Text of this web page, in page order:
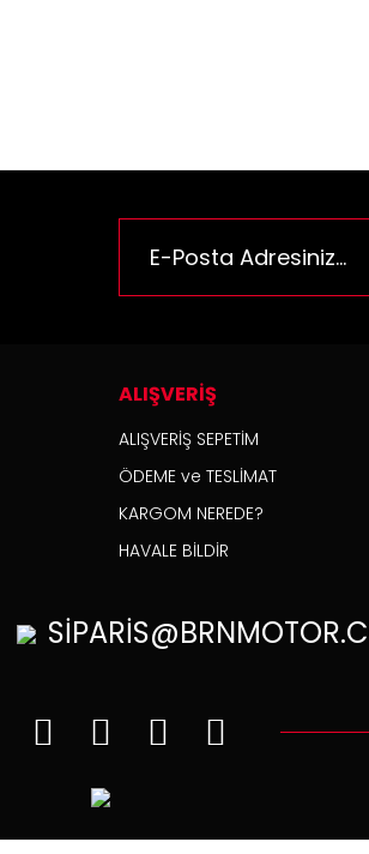
ALIŞVERİŞ
ALIŞVERİŞ SEPETİM
ÖDEME ve TESLİMAT
KARGOM NEREDE?
HAVALE BİLDİR